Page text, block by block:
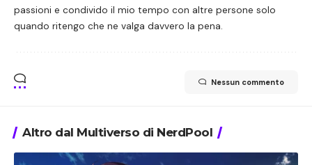
passioni e condivido il mio tempo con altre persone solo
quando ritengo che ne valga davvero la pena.
Nessun commento
Altro dal Multiverso di NerdPool